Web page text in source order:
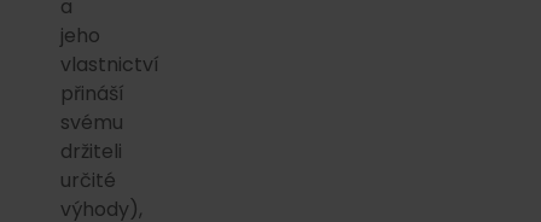
a
jeho
vlastnictví
přináší
svému
držiteli
určité
výhody),